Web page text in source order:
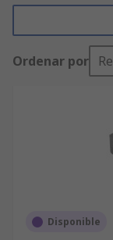
facilidad de uso
trabajo más
cintas
cada extremo a
suelen estar
pueden ser de
aplicación. Los
diversos
de carga
cuenta siempre
cinta
Ordenar por
Disponible